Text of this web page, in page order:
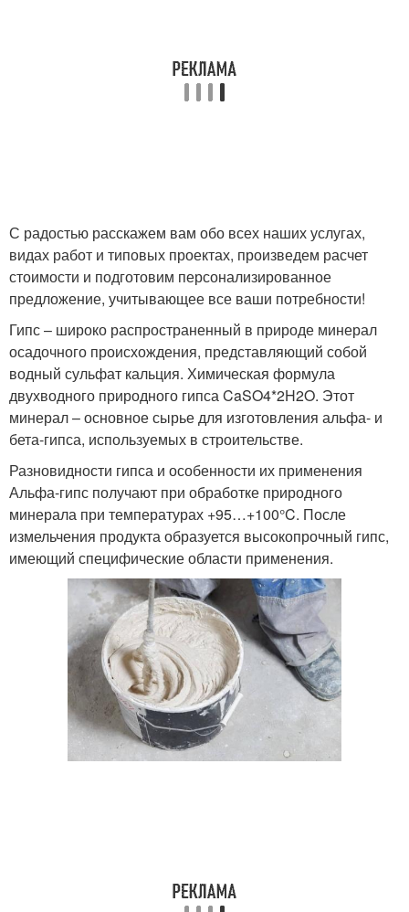
С радостью расскажем вам обо всех наших услугах,
видах работ и типовых проектах, произведем расчет
стоимости и подготовим персонализированное
предложение, учитывающее все ваши потребности!
Гипс – широко распространенный в природе минерал
осадочного происхождения, представляющий собой
водный сульфат кальция. Химическая формула
двухводного природного гипса CaSO4*2H2O. Этот
минерал – основное сырье для изготовления альфа- и
бета-гипса, используемых в строительстве.
Разновидности гипса и особенности их применения
Альфа-гипс получают при обработке природного
минерала при температурах +95…+100°C. После
измельчения продукта образуется высокопрочный гипс,
имеющий специфические области применения.